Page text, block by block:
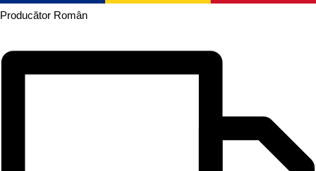
Producător Român